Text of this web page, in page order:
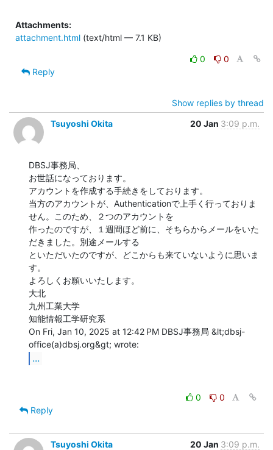
Attachments:
attachment.html (text/html — 7.1 KB)
0
0
Reply
Show replies by thread
Tsuyoshi Okita
20 Jan 3:09 p.m.
DBSJ事務局、
お世話になっております。
アカウントを作成する手続きをしております。
当方のアカウントが、Authenticationで上手く行っておりま
せん。このため、２つのアカウントを
作ったのですが、１週間ほど前に、そちらからメールをいた
だきました。別途メールする
といただいたのですが、どこからも来ていないように思いま
す。
よろしくお願いいたします。
大北
九州工業大学
知能情報工学研究系
On Fri, Jan 10, 2025 at 12:42 PM DBSJ事務局 &lt;dbsj-
...
0
0
Reply
Tsuyoshi Okita 20 Jan 3:09 p.m.